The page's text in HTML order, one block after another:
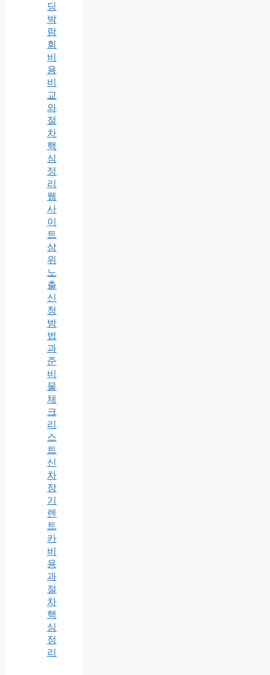
딩
박
람
회
비
용
비
교
와
절
차
핵
심
정
리
웹
사
이
트
상
위
노
출
신
청
방
법
과
준
비
물
체
크
리
스
트
신
차
장
기
렌
트
카
비
용
과
절
차
핵
심
정
리